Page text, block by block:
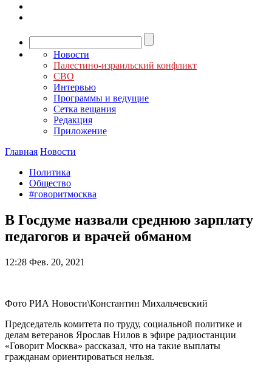
Новости
Палестино-израильский конфликт
СВО
Интервью
Программы и ведущие
Сетка вещания
Редакция
Приложение
Главная Новости
Политика
Общество
#говоритмосква
В Госдуме назвали среднюю зарплату
педагогов и врачей обманом
12:28 Фев. 20, 2021
Фото РИА Новости\Константин Михальчевский
Председатель комитета по труду, социальной политике и
делам ветеранов Ярослав Нилов в эфире радиостанции
«Говорит Москва» рассказал, что на такие выплаты
гражданам ориентироваться нельзя.